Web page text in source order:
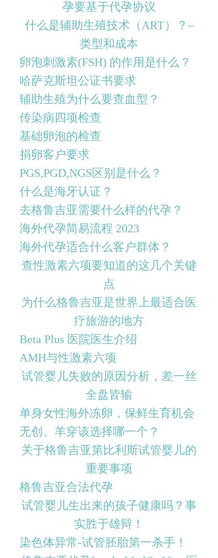
孕要基于代孕协议
什么是辅助生殖技术（ART）？–
类型和成本
卵泡刺激素(FSH) 的作用是什么？
哈萨克斯坦公证书要求
辅助生殖为什么要查血型？
传染病四项检查
基础卵泡的检查
捐卵客户要求
PGS,PGD,NGS区别是什么？
什么是海牙认证？
去格鲁吉亚需要什么样的代孕？
海外代孕简易流程 2023
海外代孕适合什么客户群体？
查性激素六项要知道的这几个关键
点
为什么格鲁吉亚是世界上最适合医
疗旅游的地方
Beta Plus 医院医生介绍
AMH与性激素六项
试管婴儿失败的原因分析，差一丝
全盘皆输
单身女性海外冻卵，保鲜生育机会
无创、羊穿该选择哪一个？
关于格鲁吉亚第比利斯试管婴儿的
重要事项
格鲁吉亚合法代孕
试管婴儿生出来的孩子健康吗？事
实胜于雄辩！
染色体异常-试管胚胎第一杀手！